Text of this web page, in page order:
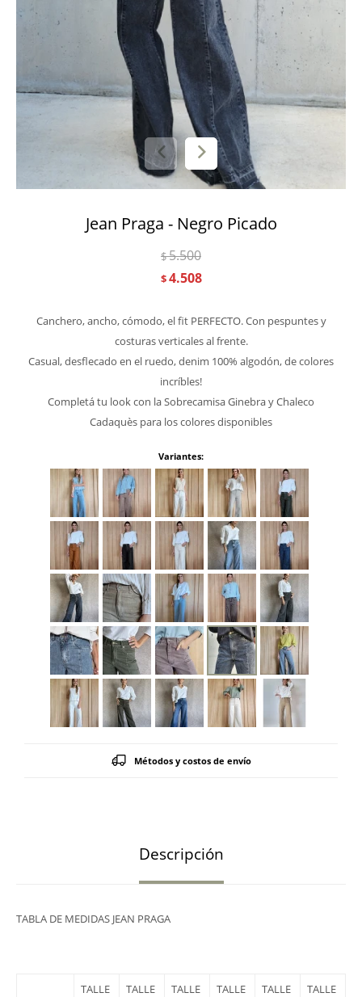
Jean Praga - Negro Picado
$4.508
$5.500
Canchero, ancho, cómodo, el fit PERFECTO. Con pespuntes y
costuras verticales al frente.
Casual, desflecado en el ruedo, denim 100% algodón, de colores
incríbles!
Completá tu look con la Sobrecamisa Ginebra y Chaleco
Cadaquès para los colores disponibles
Variantes:
Métodos y costos de envío
Descripción
TABLA DE MEDIDAS JEAN PRAGA
TALLE
TALLE
TALLE
TALLE
TALLE
TALLE